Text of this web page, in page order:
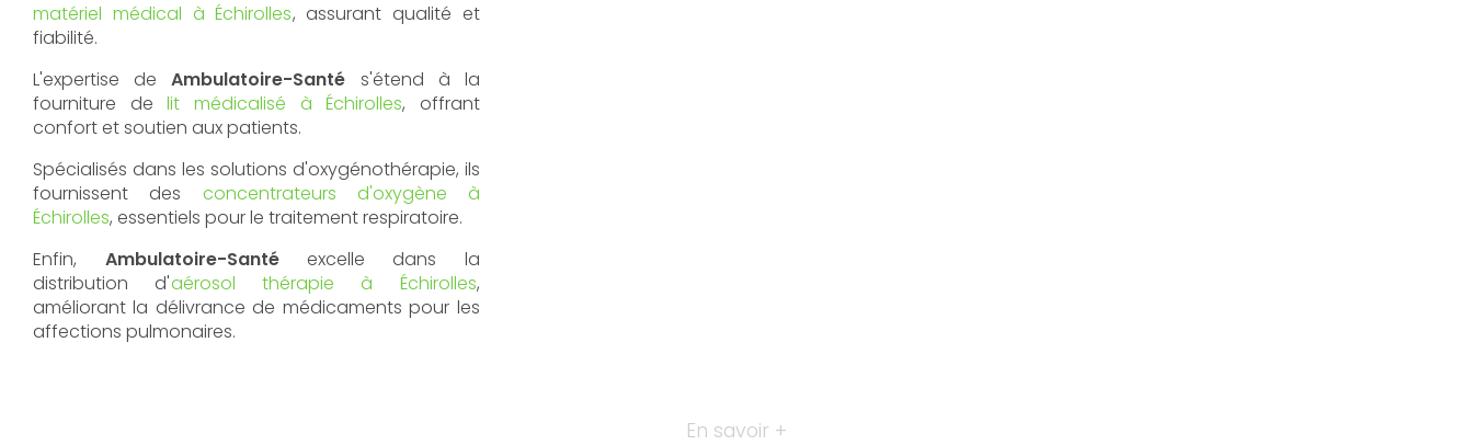
matériel médical à Échirolles, assurant qualité et
fiabilité.
L'expertise deAmbulatoire-Santé s'étend à la
fourniture delit médicalisé à Échirolles, offrant
confort et soutien aux patients.
Spécialisés dans les solutions d'oxygénothérapie, ils
fournissent des concentrateurs d'oxygène à
Échirolles, essentiels pour le traitement respiratoire.
Enfin, Ambulatoire-Santéexcelle dans la
distribution d'aérosol thérapie à Échirolles,
améliorant la délivrance de médicaments pour les
affections pulmonaires.
En savoir +